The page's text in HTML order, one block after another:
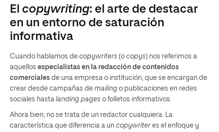
El copywriting: el arte de destacar
en un entorno de saturación
informativa
Cuando hablamos de copywriters (o copys) nos referimos a
aquellos especialistas en la redacción de contenidos
comerciales de una empresa o institución, que se encargan de
crear desde campañas de mailing o publicaciones en redes
sociales hasta landing pages o folletos informativos.
Ahora bien, no se trata de un redactor cualquiera. La
característica que diferencia a un copywriteres el enfoque y